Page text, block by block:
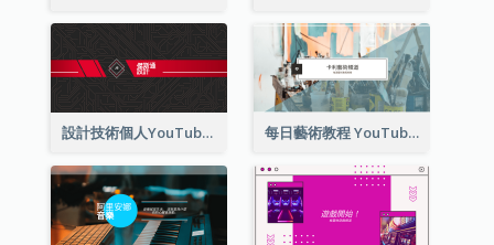
設計技術個人YouTube頻道圖片 每日藝術教程 YouTube 頻道圖片